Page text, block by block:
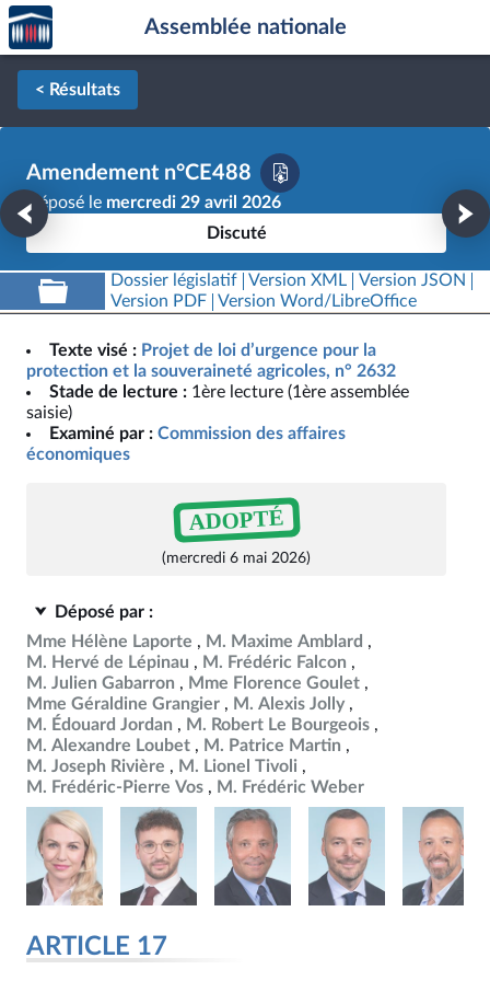
Aller au contenu
Aller en bas de la page
Accèder
à la
page
d'accueil
Assemblée nationale
< Résultats
Amendement n°CE488
Déposé le mercredi 29 avril 2026
Discuté
Dossier législatif Version XML
Version JSON
Version PDF
Version Word/LibreOffice
Texte visé : Projet de loi d’urgence pour la
protection et la souveraineté agricoles, n° 2632
Stade de lecture : 1ère lecture (1ère assemblée
saisie)
Examiné par : Commission des affaires
économiques
ADOPTÉ
(mercredi 6 mai 2026)
Déposé par :
Mme Hélène Laporte
M. Maxime Amblard
M. Hervé de Lépinau
M. Frédéric Falcon
M. Julien Gabarron
Mme Florence Goulet
Mme Géraldine Grangier
M. Alexis Jolly
M. Édouard Jordan
M. Robert Le Bourgeois
M. Alexandre Loubet
M. Patrice Martin
M. Joseph Rivière
M. Lionel Tivoli
M. Frédéric-Pierre Vos
M. Frédéric Weber
ARTICLE 17